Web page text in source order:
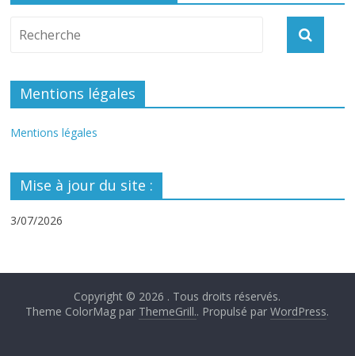
Mentions légales
Mentions légales
Mise à jour du site :
3/07/2026
Copyright © 2026 . Tous droits réservés.
Theme ColorMag par ThemeGrill.. Propulsé parWordPress.